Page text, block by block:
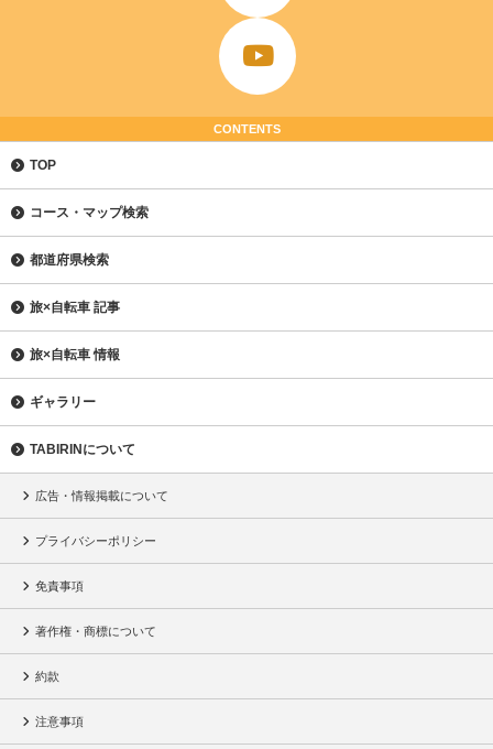
CONTENTS
TOP
コース・マップ検索
都道府県検索
旅×自転車 記事
旅×自転車 情報
ギャラリー
TABIRINについて
広告・情報掲載について
プライバシーポリシー
免責事項
著作権・商標について
約款
注意事項